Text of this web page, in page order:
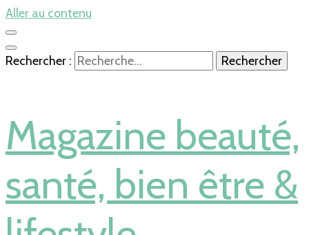
Aller au contenu
Rechercher :
Magazine beauté,
santé, bien être &